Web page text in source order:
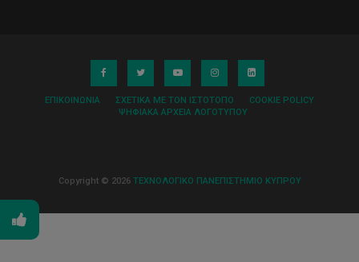
ΕΠΙΚΟΙΝΩΝΊΑ ΣΧΕΤΙΚΆ ΜΕ ΤΟΝ ΙΣΤΌΤΟΠΟ
COOKIE POLICY
ΨΗΦΙΑΚΆ ΑΡΧΕΊΑ ΛΟΓΌΤΥΠΟΥ
Copyright © 2026 ΤΕΧΝΟΛΟΓΙΚΟ ΠΑΝΕΠΙΣΤΗΜΙΟ ΚΥΠΡΟΥ